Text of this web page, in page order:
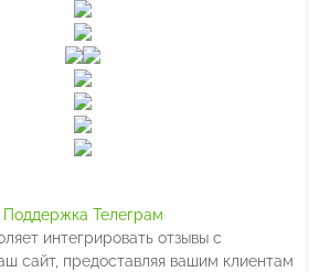
Поддержка Телеграм
интегрировать отзывы с
сайт, предоставляя вашим клиентам